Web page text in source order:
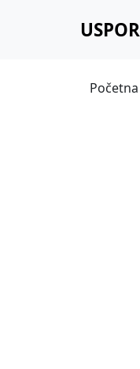
Početna